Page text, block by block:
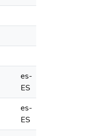
es-
ES
es-
ES